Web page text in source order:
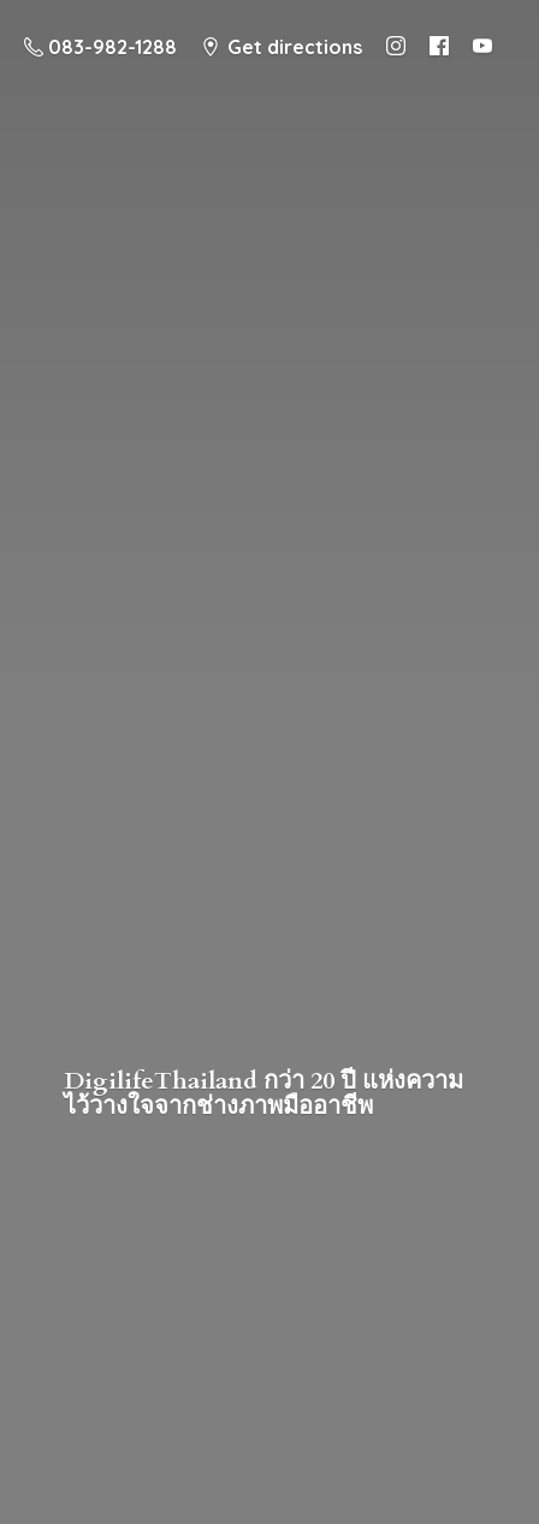
083-982-1288 Get directions
DigilifeThailand กว่า 20 ปี แห่งความ
ไว้วางใจจากช่างภาพมืออาชีพ